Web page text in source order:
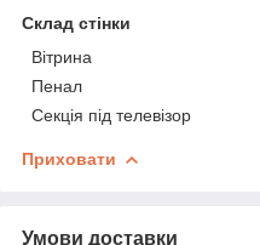
Склад стінки
Вітрина
Пенал
Секція під телевізор
Приховати
Умови доставки